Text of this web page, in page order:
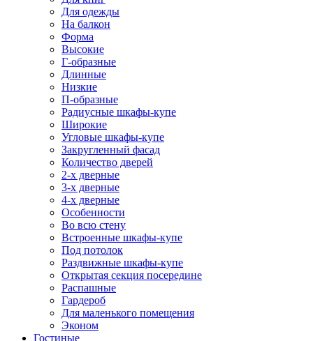
Для одежды
На балкон
Форма
Высокие
Г-образные
Длинные
Низкие
П-образные
Радиусные шкафы-купе
Широкие
Угловые шкафы-купе
Закругленный фасад
Количество дверей
2-х дверные
3-х дверные
4-х дверные
Особенности
Во всю стену
Встроенные шкафы-купе
Под потолок
Раздвижные шкафы-купе
Открытая секция посередине
Распашные
Гардероб
Для маленького помещения
Эконом
Гостиные